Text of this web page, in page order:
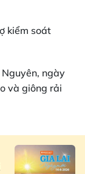
kiểm soát
ngày
và giông rải